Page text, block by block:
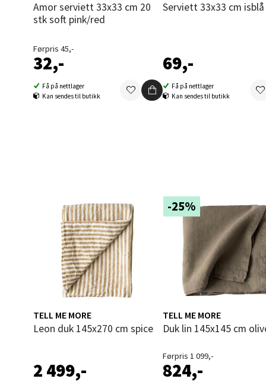
Amor serviett 33x33 cm 20
stk soft pink/red
Førpris 45,-
32,-
Få på nettlager
Kan sendes til butikk
Serviett 33x33 cm isblå
69,-
Få på nettlager
Kan sendes til butikk
TELL ME MORE
Leon duk 145x270 cm spice
2 499,-
-25%
TELL ME MORE
Duk lin 145x145 cm
Førpris 1 099,-
824,-
0 i
Åpent
Åpent i
0 i
Åpent
0 i